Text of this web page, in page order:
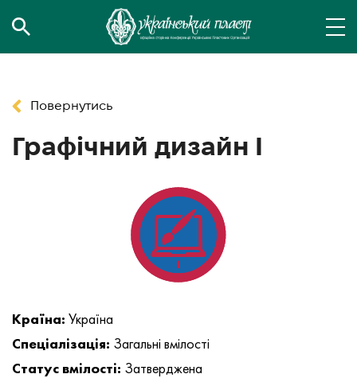
Повернутись
Графічний дизайн I
Країна: Україна
Спеціалізація: Загальні вмілості
Статус вмілості: Затверджена